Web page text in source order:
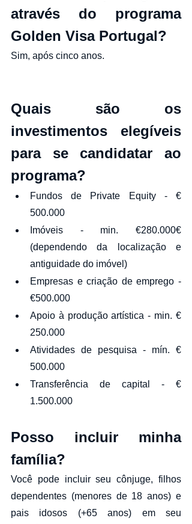
através do programa
Golden Visa Portugal?
Sim, após cinco anos.
Quais são os
investimentos elegíveis
para se candidatar ao
programa?
Fundos de Private Equity - €
500.000
Imóveis - min. €280.000€
(dependendo da localização e
antiguidade do imóvel)
Empresas e criação de emprego -
€500.000
Apoio à produção artística - min. €
250.000
Atividades de pesquisa - mín. €
500.000
Transferência de capital - €
1.500.000
Posso incluir minha
família?
Você pode incluir seu cônjuge, filhos
dependentes (menores de 18 anos) e
pais idosos (+65 anos) em seu